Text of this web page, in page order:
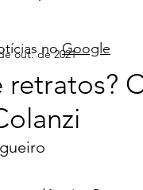
Espaço Itaipu
Esportes
retratos?
out. de 2021
noGoogle